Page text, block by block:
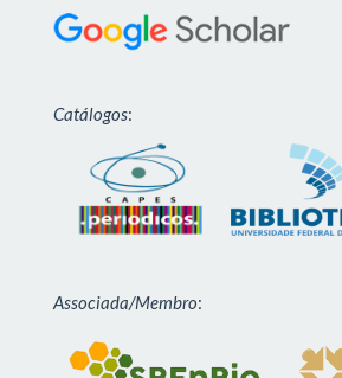
Catálogos:
Associada/Membro: